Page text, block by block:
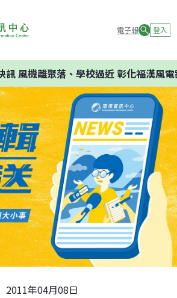
電子報 登入
風機離聚落、學校過近 彰化福漢風電
2011年04月08日